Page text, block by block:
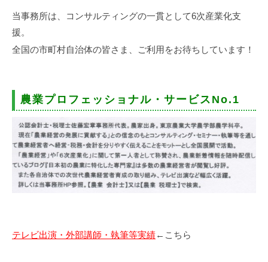
当事務所は、コンサルティングの一貫として6次産業化支
援。
全国の市町村自治体の皆さま、ご利用をお待ちしています！
農業プロフェッショナル・サービスNo.1
テレビ出演・外部講師・執筆等実績←こちら